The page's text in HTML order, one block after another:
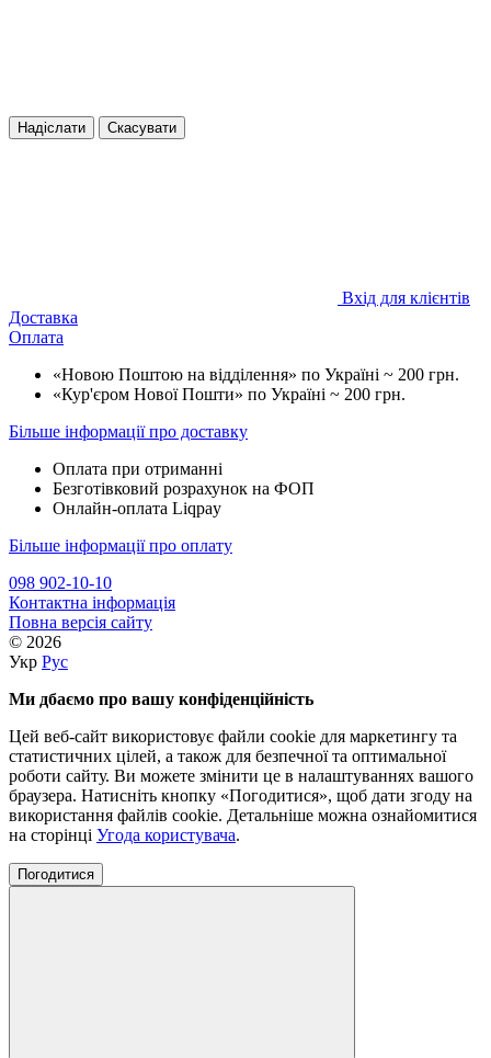
Надіслати Скасувати
Вхід для клієнтів
Доставка
Оплата
«Новою Поштою на відділення» по Україні ~ 200 грн.
«Кур'єром Нової Пошти» по Україні ~ 200 грн.
Більше інформації про доставку
Оплата при отриманні
Безготівковий розрахунок на ФОП
Онлайн-оплата Liqpay
Більше інформації про оплату
098 902-10-10
Контактна інформація
Повна версія сайту
© 2026
Укр Рус
Ми дбаємо про вашу конфіденційність
Цей веб-сайт використовує файли cookie для маркетингу та
статистичних цілей, а також для безпечної та оптимальної
роботи сайту. Ви можете змінити це в налаштуваннях вашого
браузера. Натисніть кнопку «Погодитися», щоб дати згоду на
використання файлів cookie. Детальніше можна ознайомитися
на сторінці Угода користувача.
Погодитися